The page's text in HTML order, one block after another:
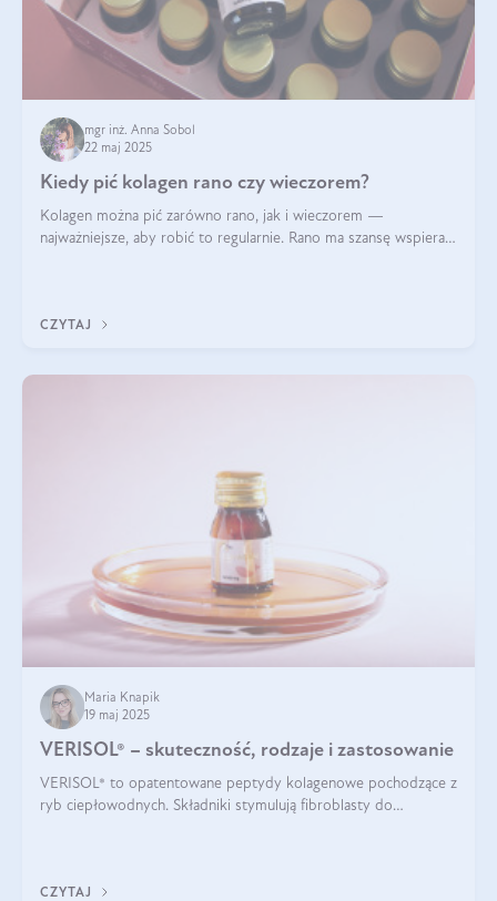
mgr inż. Anna Sobol
22 maj 2025
Kiedy pić kolagen rano czy wieczorem?
Kolagen można pić zarówno rano, jak i wieczorem —
najważniejsze, aby robić to regularnie. Rano ma szansę wspierać
CZYTAJ
Maria Knapik
19 maj 2025
VERISOL® – skuteczność, rodzaje i zastosowanie
VERISOL® to opatentowane peptydy kolagenowe pochodzące z
ryb ciepłowodnych. Składniki stymulują fibroblasty do
CZYTAJ